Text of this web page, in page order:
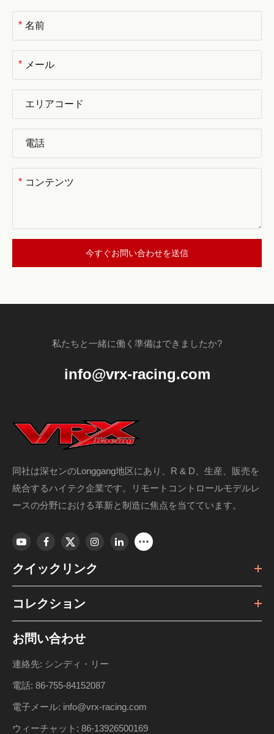
*
*
*
今すぐお問い合わせを送信
私たちと一緒に働く準備はできましたか?
info@vrx-racing.com
同社は深センのLonggang地区にあり、R & D、生産、販売を
統合するハイテク企業です。リモートコントロールモデルレ
ースの分野における革新と制造に焦点を当てています。
クイックリンク
コレクション
お問い合わせ
連絡先: シンディ・リー
電話: 86-755-84152087
電子メール: info@vrx-racing.com
ウィーチャット: 86-13926500169